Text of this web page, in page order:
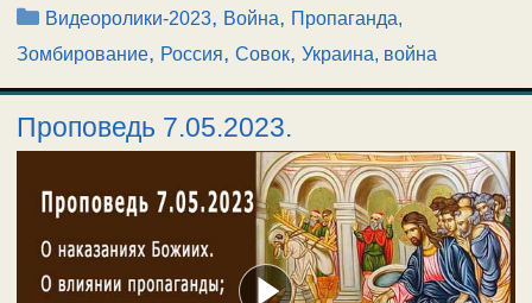
Рубрики
Видеоролики-2023, Война, Пропаганда,
Зомбирование, Россия, Совок, Украина, война
Проповедь 7.05.2023.